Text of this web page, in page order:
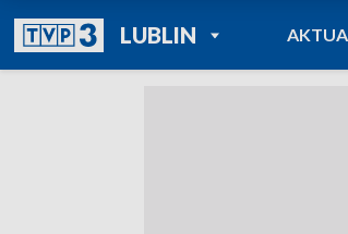
LUBLINPOWRÓT DO
TVP REGIONY